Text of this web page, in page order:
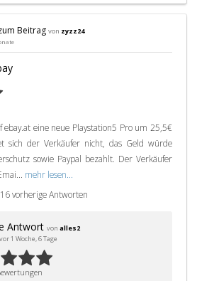
Beitrag von zyzz24
ebay.at eine neue Playstation5 Pro um 25,5€
sich der Verkäufer nicht, das Geld würde
sowie Paypal bezahlt. Der Verkäufer
mehr lesen...
16 vorherige Antworten
Antwort von alles2
1 Woche, 6 Tage